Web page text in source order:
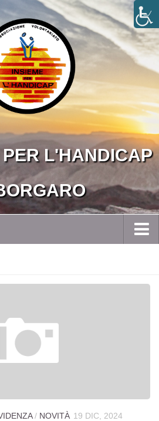
PER L'HANDICAP
/ NOVITÀ 19 DIC, 2024